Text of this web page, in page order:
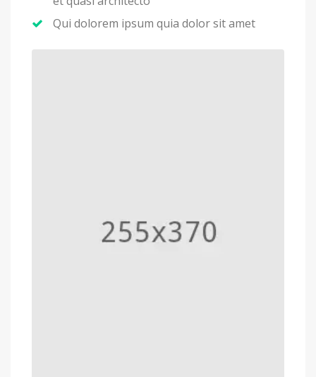
Qui dolorem ipsum quia dolor sit amet